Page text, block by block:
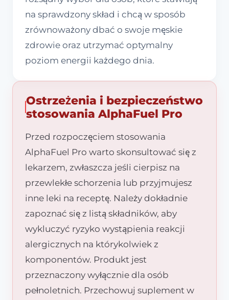
na sprawdzony skład i chcą w sposób
zrównoważony dbać o swoje męskie
zdrowie oraz utrzymać optymalny
poziom energii każdego dnia.
Ostrzeżenia i bezpieczeństwo
stosowania AlphaFuel Pro
Przed rozpoczęciem stosowania
AlphaFuel Pro warto skonsultować się z
lekarzem, zwłaszcza jeśli cierpisz na
przewlekłe schorzenia lub przyjmujesz
inne leki na receptę. Należy dokładnie
zapoznać się z listą składników, aby
wykluczyć ryzyko wystąpienia reakcji
alergicznych na którykolwiek z
komponentów. Produkt jest
przeznaczony wyłącznie dla osób
pełnoletnich. Przechowuj suplement w